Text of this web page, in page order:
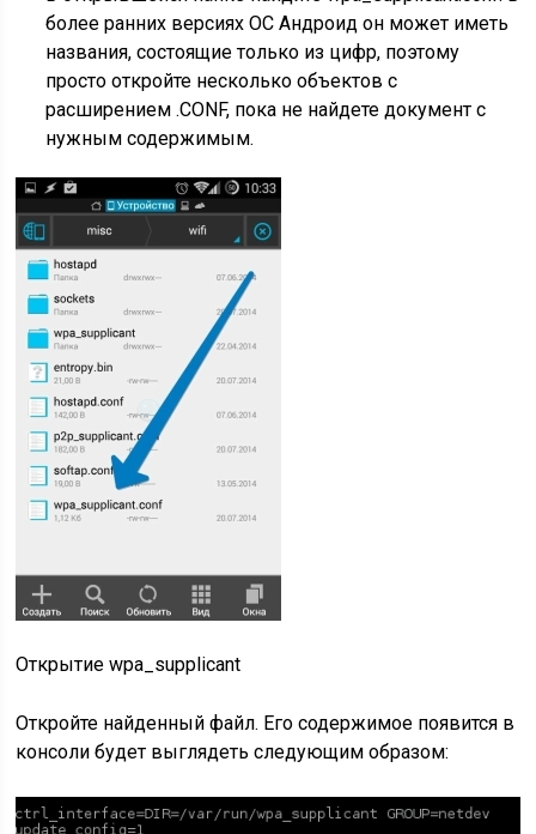
более ранних версиях ОС Андроид он может иметь
названия, состоящие только из цифр, поэтому
просто откройте несколько объектов с
расширением .CONF, пока не найдете документ с
нужным содержимым.
Открытие wpa_supplicant
Откройте найденный файл. Его содержимое появится в
консоли будет выглядеть следующим образом: